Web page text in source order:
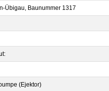
Übigau, Baunummer 1317
(Ejektor)